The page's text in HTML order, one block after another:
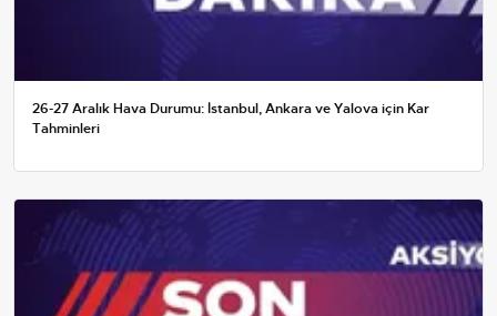
26-27 Aralık Hava Durumu: İstanbul, Ankara ve Yalova için Kar
Tahminleri